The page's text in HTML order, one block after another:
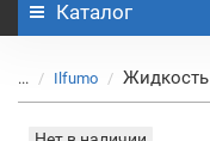
Каталог
... Ilfumo